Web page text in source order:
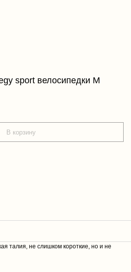
sport велосипедки М
В корзину
талия, не слишком короткие, но и не